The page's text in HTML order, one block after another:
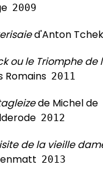
2009
d'Anton
ou le Triomphe
Romains 2011
de Michel de
2012
de la vieille
2013